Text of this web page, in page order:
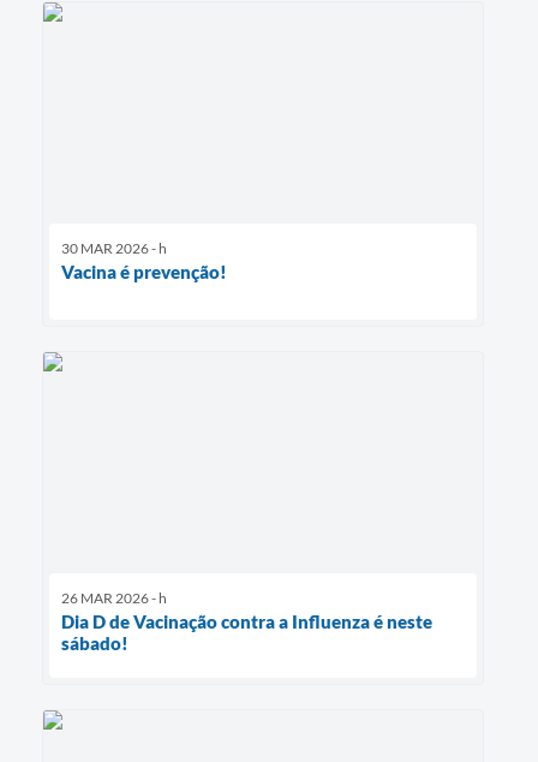
30 MAR 2026 - h
Vacina é prevenção!
26 MAR 2026 - h
Dia D de Vacinação contra a Influenza é neste
sábado!